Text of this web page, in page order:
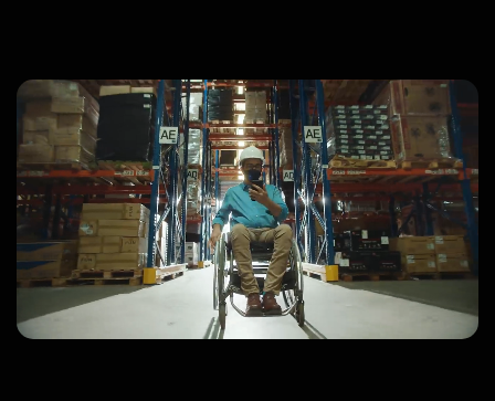
Inside Business Intelligence